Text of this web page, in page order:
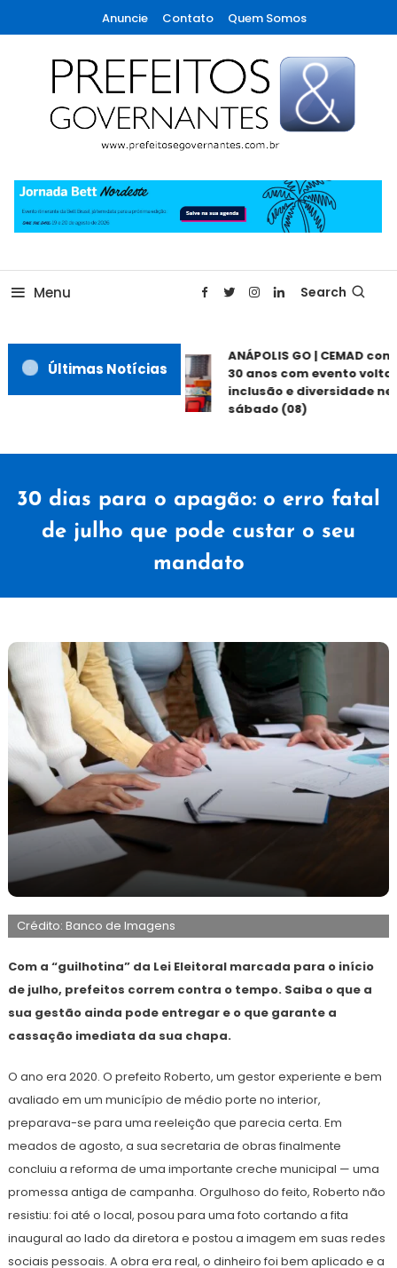
To
Content
Anuncie Contato Quem Somos
Prefeitos & Governantes
Menu Search
Últimas Notícias
ANÁPOLIS GO | CEMAD
30 anos com evento
inclusão e diversidade
sábado (08)
30 dias para o apagão: o erro fatal
de julho que pode custar o seu
mandato
maio
2026
Crédito: Banco de Imagens
Com a “guilhotina” da Lei Eleitoral marcada para o início
de julho, prefeitos correm contra o tempo. Saiba o que a
sua gestão ainda pode entregar e o que garante a
cassação imediata da sua chapa.
O ano era 2020. O prefeito Roberto, um gestor experiente e bem
avaliado em um município de médio porte no interior,
preparava-se para uma reeleição que parecia certa. Em
meados de agosto, a sua secretaria de obras finalmente
concluiu a reforma de uma importante creche municipal — uma
promessa antiga de campanha. Orgulhoso do feito, Roberto não
resistiu: foi até o local, posou para uma foto cortando a fita
inaugural ao lado da diretora e postou a imagem em suas redes
sociais pessoais. A obra era real, o dinheiro foi bem aplicado e a